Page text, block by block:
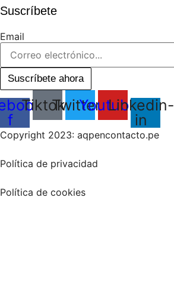
Suscríbete
Email
Suscríbete ahora
f
TiktokTwitterYoutubeLinkedin-
in
Copyright 2023: aqpencontacto.pe
Política de privacidad
Política de cookies